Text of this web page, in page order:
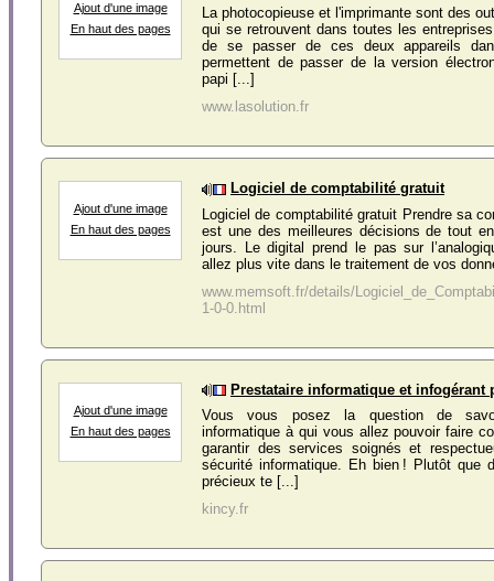
Ajout d'une image
En haut des pages
La photocopieuse et l'imprimante sont des
qui se retrouvent dans toutes les
de se passer de ces deux appareils
permettent de passer de la version
papi [...]
www.lasolution.fr
Ajout d'une image
En haut des pages
Logiciel de comptabilité gratuit
Logiciel de comptabilité gratuit Prendre sa
est une des meilleures décisions de tout
jours. Le digital prend le pas sur
allez plus vite dans le traitement de vos
www.memsoft.fr/details/
1-0-0.html
Ajout d'une image
En haut des pages
Prestataire informatique et infogérant
Vous vous posez la question de
informatique à qui vous allez pouvoir faire
garantir des services soignés et
sécurité informatique. Eh bien ! Plutôt que
précieux te [...]
kincy.fr